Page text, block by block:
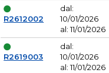
R2612002
dal:
10/01/2026
al: 11/01/2026
R2619003
dal:
10/01/2026
al: 11/01/2026